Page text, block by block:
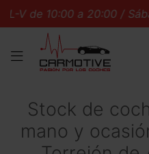
a 20:00 / Sábados de
MENÚ
Stock de
mano y